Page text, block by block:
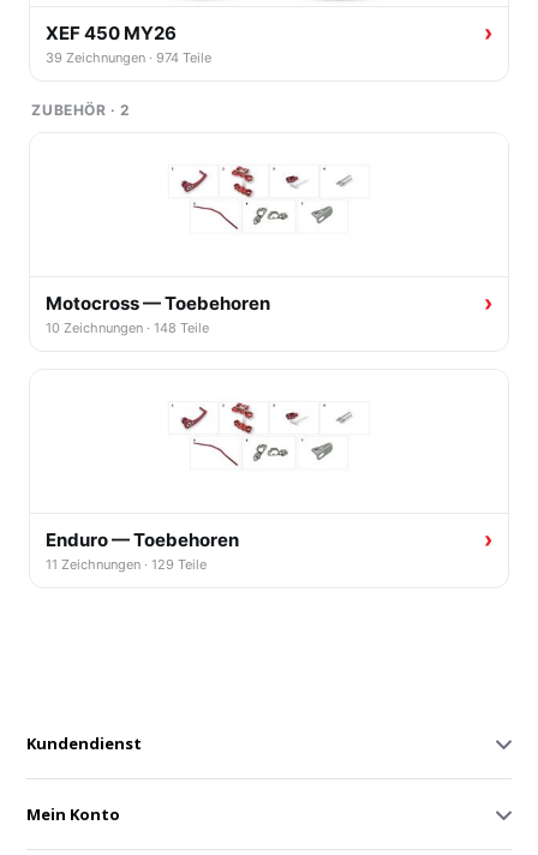
Kundendienst
Mein Konto